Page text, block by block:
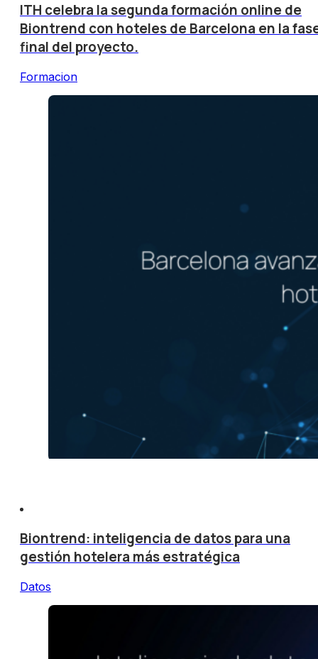
ITH celebra la segunda formación online de
Biontrend con hoteles de Barcelona en la
final del proyecto.
Formacion
Biontrend: inteligencia de datos para una
gestión hotelera más estratégica
Datos